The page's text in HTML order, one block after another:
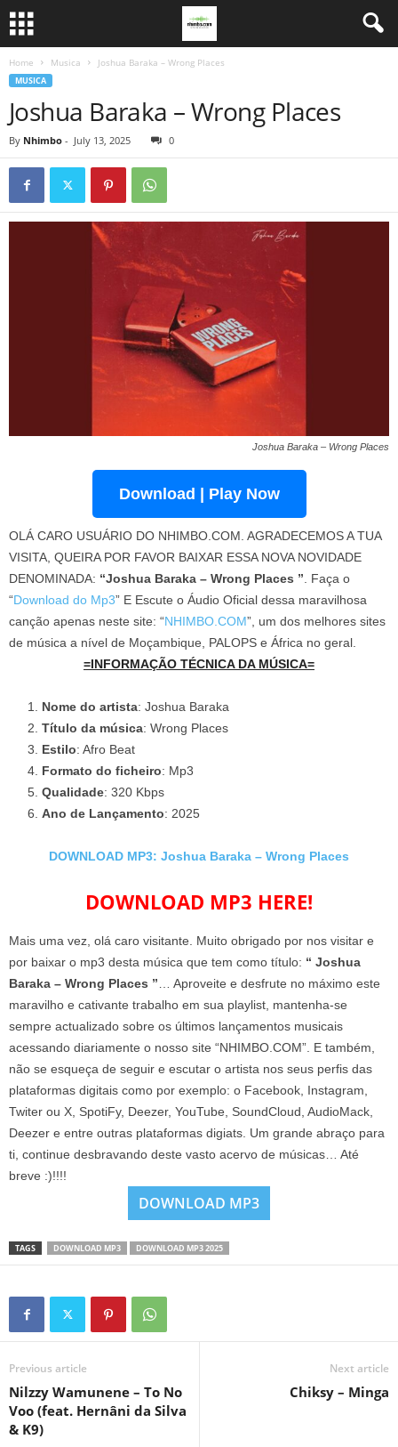
Home Musica Joshua Baraka – Wrong Places
MUSICA
Joshua Baraka – Wrong Places
By Nhimbo - July 13, 2025 0
Joshua Baraka – Wrong Places
Download | Play Now
OLÁ CARO USUÁRIO DO NHIMBO.COM. AGRADECEMOS A TUA
VISITA, QUEIRA POR FAVOR BAIXAR ESSA NOVA NOVIDADE
DENOMINADA: “Joshua Baraka – Wrong Places ” . Faça o
“Download do Mp3” E Escute o Áudio Oficial dessa maravilhosa
canção apenas neste site: “NHIMBO.COM”, um dos melhores sites
de música a nível de Moçambique, PALOPS e África no geral.
=INFORMAÇÃO TÉCNICA DA MÚSICA=
Nome do artista: Joshua Baraka
Título da música: Wrong Places
Estilo: Afro Beat
Formato do ficheiro: Mp3
Qualidade: 320 Kbps
Ano de Lançamento: 2025
DOWNLOAD MP3: Joshua Baraka – Wrong Places
DOWNLOAD MP3 HERE!
Mais uma vez, olá caro visitante. Muito obrigado por nos visitar e
por baixar o mp3 desta música que tem como título: “ Joshua
Baraka – Wrong Places ” … Aproveite e desfrute no máximo este
maravilho e cativante trabalho em sua playlist, mantenha-se
sempre actualizado sobre os últimos lançamentos musicais
acessando diariamente o nosso site “NHIMBO.COM”. E também,
não se esqueça de seguir e escutar o artista nos seus perfis das
plataformas digitais como por exemplo: o Facebook, Instagram,
Twiter ou X, SpotiFy, Deezer, YouTube, SoundCloud, AudioMack,
Deezer e entre outras plataformas digiats. Um grande abraço para
ti, continue desbravando deste vasto acervo de músicas… Até
breve :)!!!!
DOWNLOAD MP3
TAGS DOWNLOAD MP3 DOWNLOAD MP3 2025
Previous article
Nilzzy Wamunene – To No
Voo (feat. Hernâni da Silva
& K9)
Next article
Chiksy – Minga